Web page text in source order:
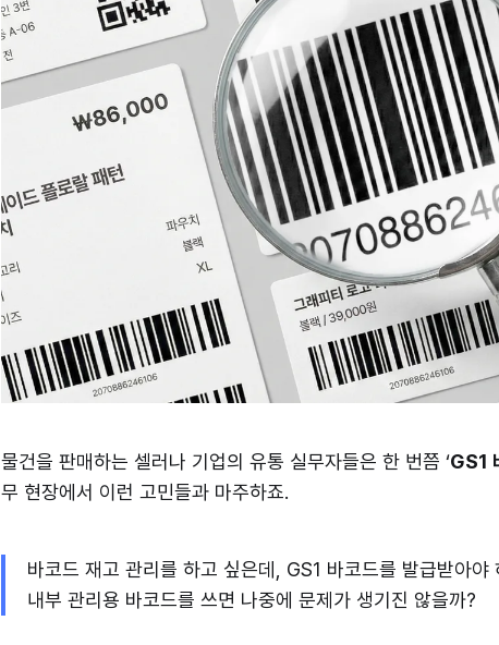
물건을 판매하는 셀러나 기업의 유통 실무자들은 한 번쯤 ‘GS1
무 현장에서 이런 고민들과 마주하죠.
바코드 재고 관리를 하고 싶은데, GS1 바코드를 발급받아야
내부 관리용 바코드를 쓰면 나중에 문제가 생기진 않을까?